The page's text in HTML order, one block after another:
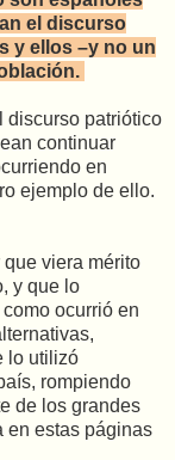
el discurso
y ellos –y no un
discurso patriótico
continuar
en
ejemplo de ello.
viera mérito
y que lo
ocurrió en
lo utilizó
rompiendo
de los grandes
en estas páginas